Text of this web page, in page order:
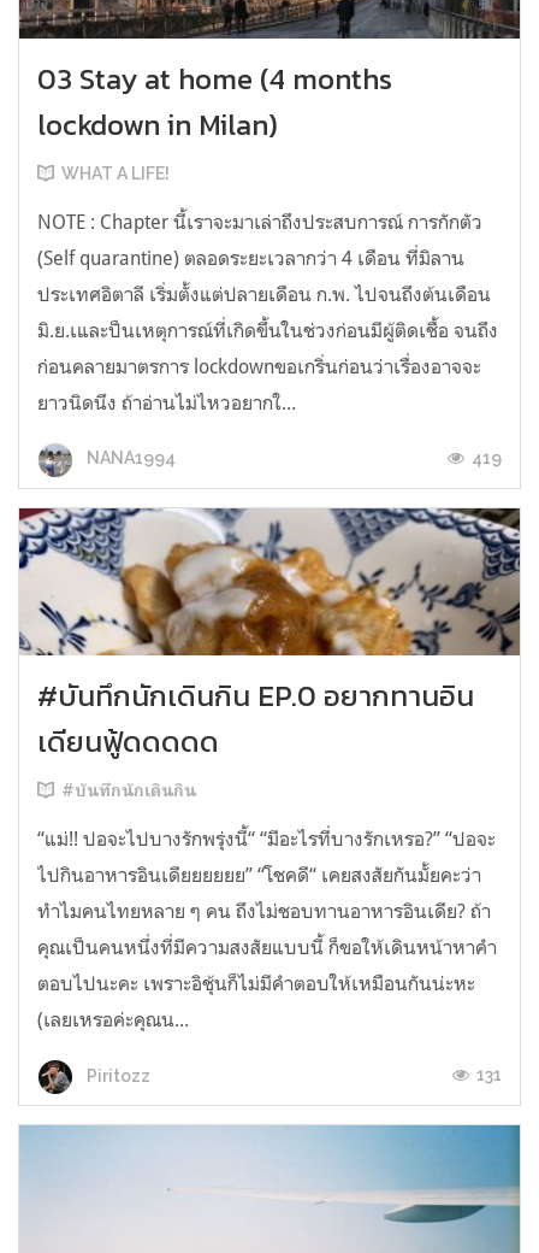
03 Stay at home (4 months
lockdown in Milan)
WHAT A LIFE!
NOTE : Chapter นี้เราจะมาเล่าถึงประสบการณ์ การกักตัว
(Self quarantine) ตลอดระยะเวลากว่า 4 เดือน ที่มิลาน
ประเทศอิตาลี เริ่มตั้งแต่ปลายเดือน ก.พ. ไปจนถึงต้นเดือน
มิ.ย.เและป็นเหตุการณ์ที่เกิดขึ้นในช่วงก่อนมีผู้ติดเชื้อ จนถึง
ก่อนคลายมาตรการ lockdownขอเกริ่นก่อนว่าเรื่องอาจจะ
ยาวนิดนึง ถ้าอ่านไม่ไหวอยากใ...
NANA1994 419
#บันทึกนักเดินกิน EP.0 อยากทานอิน
เดียนฟู้ดดดดด
#บันทึกนักเดินกิน
“แม่!! ปอจะไปบางรักพรุ่งนี้“ “มีอะไรที่บางรักเหรอ?” “ปอจะ
ไปกินอาหารอินเดียยยยยย” “โชคดี“ เคยสงสัยกันมั้ยคะว่า
ทำไมคนไทยหลาย ๆ คน ถึงไม่ชอบทานอาหารอินเดีย? ถ้า
คุณเป็นคนหนึ่งที่มีความสงสัยแบบนี้ ก็ขอให้เดินหน้าหาคำ
ตอบไปนะคะ เพราะอิชุ้นก็ไม่มีคำตอบให้เหมือนกันน่ะหะ
(เลยเหรอค่ะคุณน...
Piritozz 131